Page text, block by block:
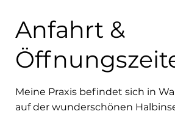
Anfahrt &
Meine Praxis befindet sich in
auf der wunderschönen